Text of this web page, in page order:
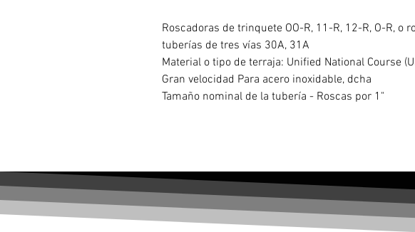
Roscadoras de trinquete OO-R, 11-R, 12-R, O-R, o
tuberías de tres vías 30A, 31A
Material o tipo de terraja: Unified National Course
Gran velocidad Para acero inoxidable, dcha
Tamaño nominal de la tubería - Roscas por 1"